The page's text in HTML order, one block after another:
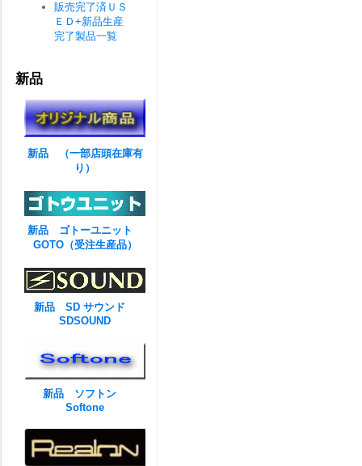
販売完了済ＵＳ
ＥＤ+新品生産
完了製品一覧
新品
新品 （一部店頭在庫有
り）
新品 ゴトーユニット
GOTO（受注生産品）
新品 SD サウンド
SDSOUND
新品 ソフトン
Softone